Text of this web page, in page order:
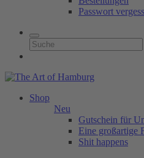
Passwort
Shop
Neu
Gutschein für
Eine großartige
Shit happens